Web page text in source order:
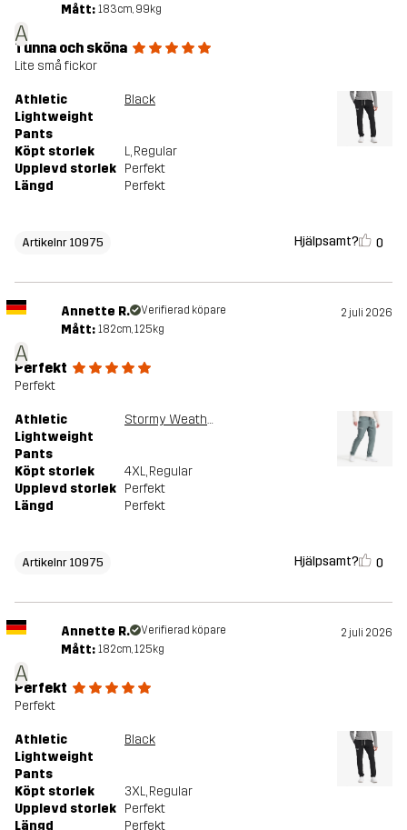
A
Mått: 183cm, 99kg
Tunna och sköna
Lite små fickor
Athletic
Lightweight
Pants
Black
Köpt storlek L, Regular
Upplevd storlek Perfekt
Längd
Perfekt
Artikelnr 10975 Hjälpsamt? 0
A
Annette R. Verifierad köpare 2 juli 2026
Mått: 182cm, 125kg
Perfekt
Perfekt
Athletic
Lightweight
Pants
Stormy Weather
Köpt storlek 4XL, Regular
Upplevd storlek Perfekt
Längd
Perfekt
Artikelnr 10975 Hjälpsamt? 0
A
Annette R. Verifierad köpare 2 juli 2026
Mått: 182cm, 125kg
Perfekt
Perfekt
Athletic
Lightweight
Pants
Black
Köpt storlek 3XL, Regular
Upplevd storlek Perfekt
Längd
Perfekt